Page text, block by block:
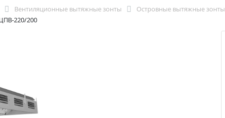
Вентиляционные вытяжные зонты
Островные вытяжные зонты
220/200